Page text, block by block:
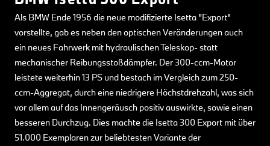
Als BMW Ende 1956 die neue modifizierte Isetta "Export"
vorstellte, gab es neben den optischen Veränderungen auch
ein neues Fahrwerk mit hydraulischen Teleskop- statt
mechanischer Reibungsstoßdämpfer. Der 300-ccm-Motor
leistete weiterhin 13 PS und bestach im Vergleich zum 250-
ccm-Aggregat, durch eine niedrigere Höchstdrehzahl, was sich
vor allem auf das Innengeräusch positiv auswirkte, sowie einen
besseren Durchzug. Dies machte die Isetta 300 Export mit über
51.000 Exemplaren zur beliebtesten Variante der